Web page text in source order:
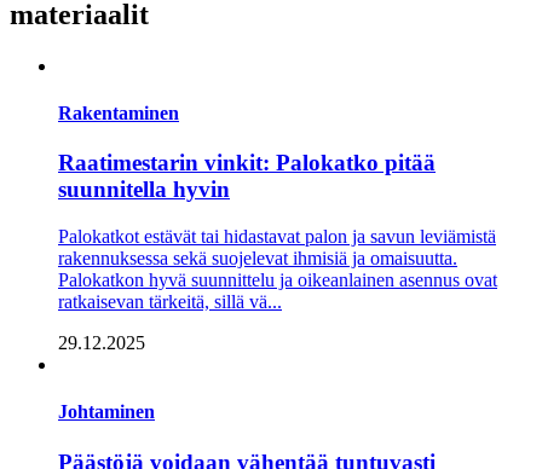
materiaalit
Rakentaminen
Raatimestarin vinkit: Palokatko pitää
suunnitella hyvin
Palokatkot estävät tai hidastavat palon ja savun leviämistä
rakennuksessa sekä suojelevat ihmisiä ja omaisuutta.
Palokatkon hyvä suunnittelu ja oikeanlainen asennus ovat
ratkaisevan tärkeitä, sillä vä...
29.12.2025
Johtaminen
Päästöjä voidaan vähentää tuntuvasti